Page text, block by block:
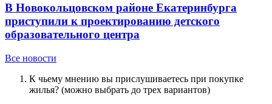
В Новокольцовском районе Екатеринбурга
приступили к проектированию детского
образовательного центра
Все новости
К чьему мнению вы прислушиваетесь при покупке
жилья? (можно выбрать до трех вариантов)